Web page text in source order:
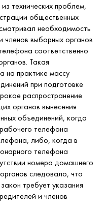
технических проблем,
общественных
необходимость
членов выборных органов
соответственно
Такая
на практике массу
при подготовке
распространение
органов вынесения
объединений, когда
телефона
либо, когда в
телефона
номера домашнего
следовало, что
требует указания
и членов